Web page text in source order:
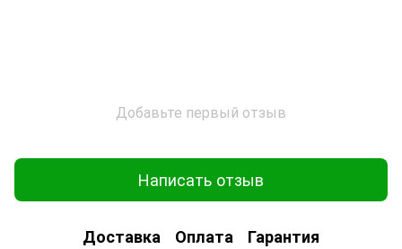
Добавьте первый отзыв
Написать отзыв
Доставка Оплата Гарантия